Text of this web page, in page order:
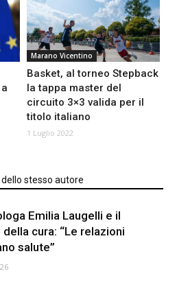
Marano Vicentino
Basket, al torneo Stepback
la tappa master del
circuito 3×3 valida per il
titolo italiano
1 Luglio 2022
dello stesso autore
Emilia Laugelli e il
cura: “Le relazioni
salute”